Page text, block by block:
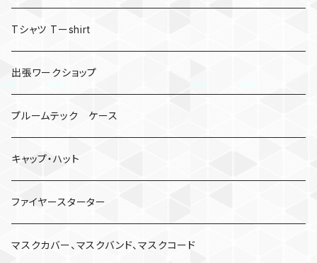
Tシャツ Tーshirt
出張ワークショップ
プルームテック ケース
キャップ・ハット
ファイヤースターター
マスクカバー、マスクバンド、マスクコード